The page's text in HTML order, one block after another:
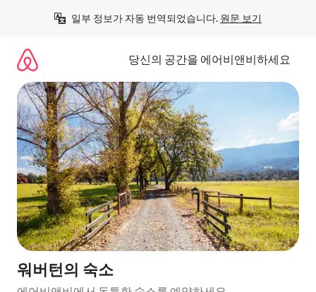
일부 정보가 자동 번역되었습니다. 원문 보기
당신의 공간을 에어비앤비하세요
워버턴의 숙소